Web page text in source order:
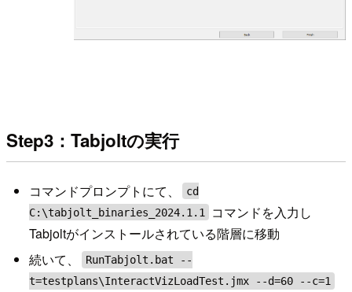
Step3：Tabjoltの実行
コマンドプロンプトにて、
cd
C:\tabjolt_binaries_2024.1.1
コマンドを入力し
Tabjoltがインストールされている階層に移動
続いて、
RunTabjolt.bat --
t=testplans\InteractVizLoadTest.jmx --d=60 --c=1